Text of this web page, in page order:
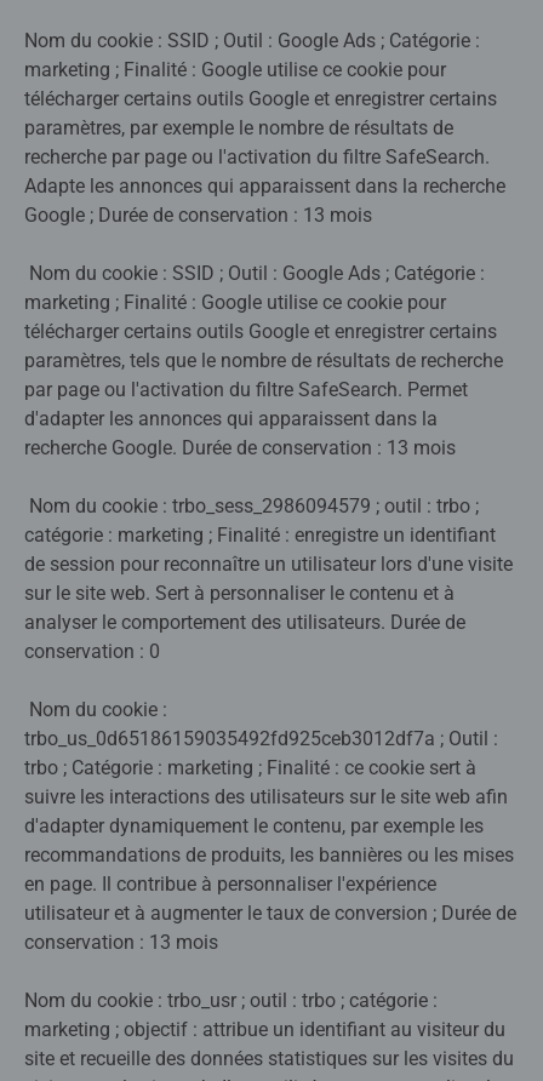
Nom du cookie : SSID ; Outil : Google Ads ; Catégorie :
marketing ; Finalité : Google utilise ce cookie pour
télécharger certains outils Google et enregistrer certains
paramètres, par exemple le nombre de résultats de
recherche par page ou l'activation du filtre SafeSearch.
Adapte les annonces qui apparaissent dans la recherche
Google ; Durée de conservation : 13 mois
Nom du cookie : SSID ; Outil : Google Ads ; Catégorie :
marketing ; Finalité : Google utilise ce cookie pour
télécharger certains outils Google et enregistrer certains
paramètres, tels que le nombre de résultats de recherche
par page ou l'activation du filtre SafeSearch. Permet
d'adapter les annonces qui apparaissent dans la
recherche Google. Durée de conservation : 13 mois
Nom du cookie : trbo_sess_2986094579 ; outil : trbo ;
catégorie : marketing ; Finalité : enregistre un identifiant
de session pour reconnaître un utilisateur lors d'une visite
sur le site web. Sert à personnaliser le contenu et à
analyser le comportement des utilisateurs. Durée de
conservation : 0
Nom du cookie :
trbo_us_0d65186159035492fd925ceb3012df7a ; Outil :
trbo ; Catégorie : marketing ; Finalité : ce cookie sert à
suivre les interactions des utilisateurs sur le site web afin
d'adapter dynamiquement le contenu, par exemple les
recommandations de produits, les bannières ou les mises
en page. Il contribue à personnaliser l'expérience
utilisateur et à augmenter le taux de conversion ; Durée de
conservation : 13 mois
Nom du cookie : trbo_usr ; outil : trbo ; catégorie :
marketing ; objectif : attribue un identifiant au visiteur du
site et recueille des données statistiques sur les visites du